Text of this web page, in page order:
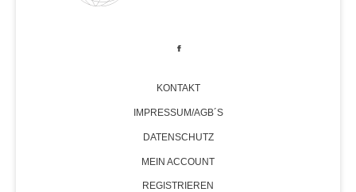
KONTAKT
IMPRESSUM/AGB´S
DATENSCHUTZ
MEIN ACCOUNT
REGISTRIEREN